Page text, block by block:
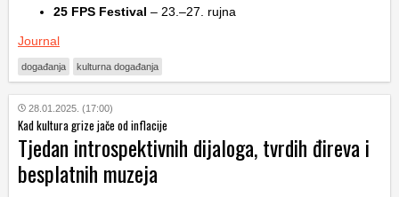
25 FPS Festival – 23.–27. rujna
Journal
događanja kulturna događanja
28.01.2025. (17:00)
Kad kultura grize jače od inflacije
Tjedan introspektivnih dijaloga, tvrdih đireva i
besplatnih muzeja